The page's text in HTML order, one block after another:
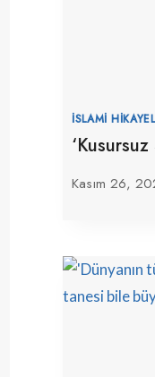
İSLAMI
‘Kusursuz
Kasım 26,